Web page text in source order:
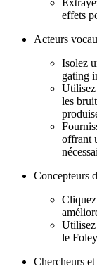
effets
Acteurs
Isolez
gating
Utilisez
les
offrant
Concepteurs
Utilisez
le
Chercheurs